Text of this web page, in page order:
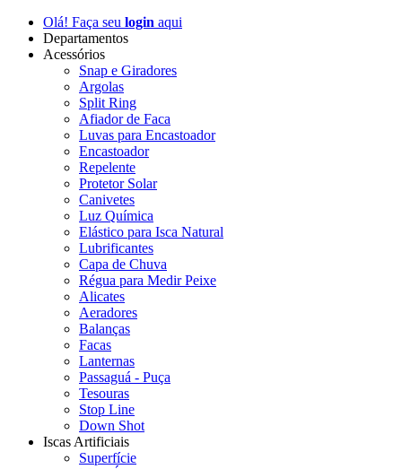
Olá! Faça seu login aqui
Departamentos
Acessórios
Snap e Giradores
Argolas
Split Ring
Afiador de Faca
Luvas para Encastoador
Encastoador
Repelente
Protetor Solar
Canivetes
Luz Química
Elástico para Isca Natural
Lubrificantes
Capa de Chuva
Régua para Medir Peixe
Alicates
Aeradores
Balanças
Facas
Lanternas
Passaguá - Puça
Tesouras
Stop Line
Down Shot
Iscas Artificiais
Superfície